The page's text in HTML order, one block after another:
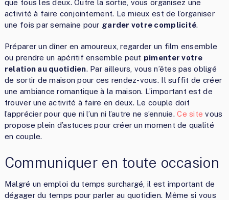
que tous les deux. Outre la sortie, vous organisez une
activité à faire conjointement. Le mieux est de l’organiser
une fois par semaine pour garder votre complicité.
Préparer un dîner en amoureux, regarder un film ensemble
ou prendre un apéritif ensemble peut pimenter votre
relation au quotidien. Par ailleurs, vous n’êtes pas obligé
de sortir de maison pour ces rendez-vous. Il suffit de créer
une ambiance romantique à la maison. L’important est de
trouver une activité à faire en deux. Le couple doit
l’apprécier pour que ni l’un ni l’autre ne s’ennuie. Ce site vous
propose plein d’astuces pour créer un moment de qualité
en couple.
Communiquer en toute occasion
Malgré un emploi du temps surchargé, il est important de
dégager du temps pour parler au quotidien. Même si vous